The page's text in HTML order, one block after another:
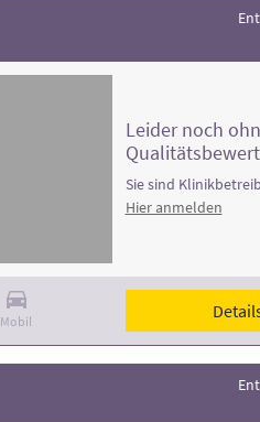
Mobil
Leider noch
Sie sind
Hier anmelden